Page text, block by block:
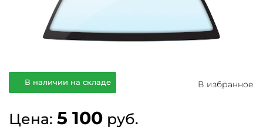
В наличии на складе В избранное
Цена: 5 100 руб.